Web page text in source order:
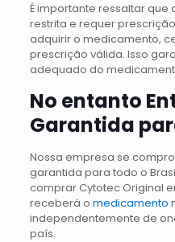
É importante ressaltar que
restrita e requer
adquirir o medicamento,
prescrição válida. Isso
adequado do
No entanto
Garantida
Nossa empresa se
garantida para todo o
comprar Cytotec Original
receberá o medicamento
independentemente de
país.